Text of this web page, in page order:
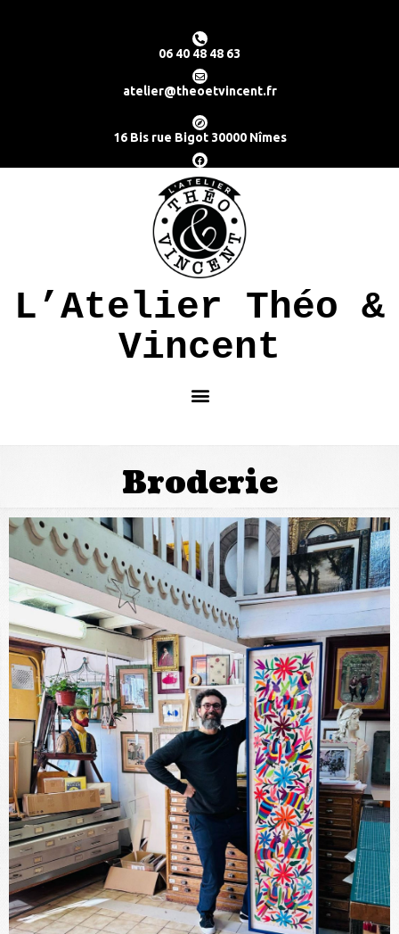
06 40 48 48 63
atelier@theoetvincent.fr
16 Bis rue Bigot 30000 Nîmes
L’Atelier Théo &
Vincent
Broderie